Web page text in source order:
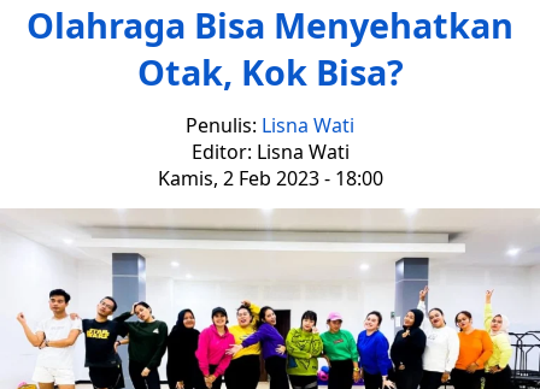
Olahraga Bisa Menyehatkan
Otak, Kok Bisa?
Penulis: Lisna Wati
Editor: Lisna Wati
Kamis, 2 Feb 2023 - 18:00